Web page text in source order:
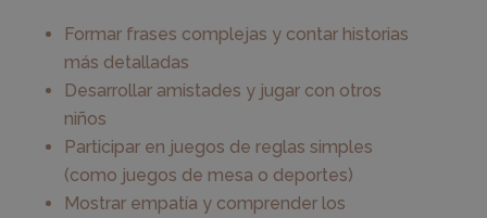
Formar frases complejas y contar historias
más detalladas
Desarrollar amistades y jugar con otros
niños
Participar en juegos de reglas simples
(como juegos de mesa o deportes)
Mostrar empatía y comprender los